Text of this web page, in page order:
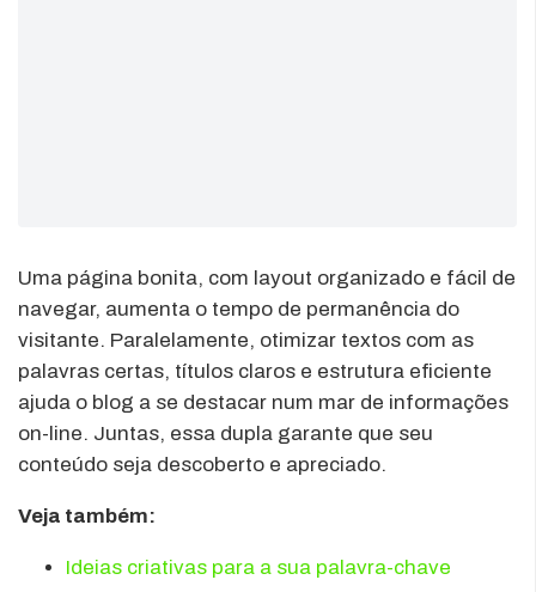
Uma página bonita, com layout organizado e fácil de
navegar, aumenta o tempo de permanência do
visitante. Paralelamente, otimizar textos com as
palavras certas, títulos claros e estrutura eficiente
ajuda o blog a se destacar num mar de informações
on-line. Juntas, essa dupla garante que seu
conteúdo seja descoberto e apreciado.
Veja também:
Ideias criativas para a sua palavra-chave